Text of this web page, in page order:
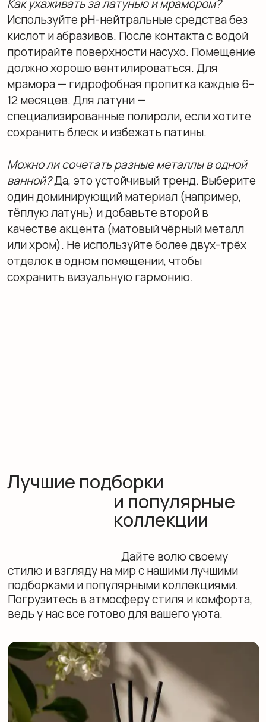
Нежность
Искусство, которое хочется трогать
У НАС ЕСТЬ И ДРУГИЕ ПОДБОРКИ
Больше подборок
Что еще
6 июля 2026
почитать: